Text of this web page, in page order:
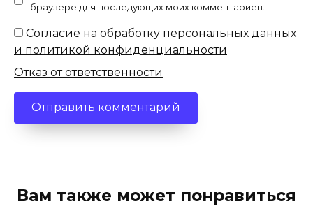
браузере для последующих моих комментариев.
Согласие на обработку персональных данных
и политикой конфиденциальности
Отказ от ответственности
Вам также может понравиться